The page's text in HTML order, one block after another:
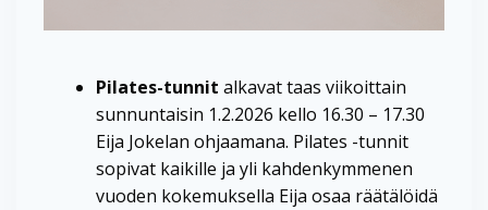
Pilates-tunnit alkavat taas viikoittain
sunnuntaisin 1.2.2026 kello 16.30 – 17.30
Eija Jokelan ohjaamana. Pilates -tunnit
sopivat kaikille ja yli kahdenkymmenen
vuoden kokemuksella Eija osaa räätälöidä